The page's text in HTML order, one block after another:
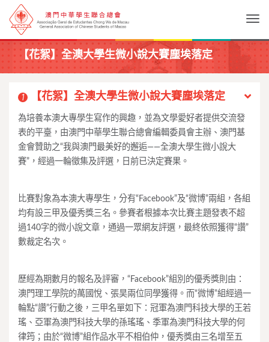
【花絮】全澳大學生微小說大賽塵埃落定
1 【花絮】全澳大學生微小說大賽塵埃落定
為培養本澳大專學生寫作的興趣，並為文學愛好者提供交流發
表的平臺，由澳門中華學生聯合總會編輯委員會主辦、澳門基
金會贊助之“我與澳門最美好的邂逅——全澳大學生微小說大
賽”，經過一輪徵集及評選，日前已決定賽果。
比賽對象為本澳大專學生，分有“Facebook”及“微博”兩組，各組
均有設三甲及優秀獎三名。參賽者根據本次比賽主題發表不超
過140字的微小說文章，通過一眾網友評選，最終依照獲得“讚”
數裁定名次。
歷經為期數月的報名及評審，“Facebook”組別的優秀獎則由：
澳門理工學院的萬國悅、張昊兩位同學獲得。而“微博”組經過一
輪點“讚”行動之後，三甲名單如下：冠軍為澳門科技大學的王若
瑤、亞軍為澳門科技大學的孫瑤瑤、季軍為澳門科技大學的何
律筠；由於“微博”組作品水平不相伯仲，優秀獎由三名增至五